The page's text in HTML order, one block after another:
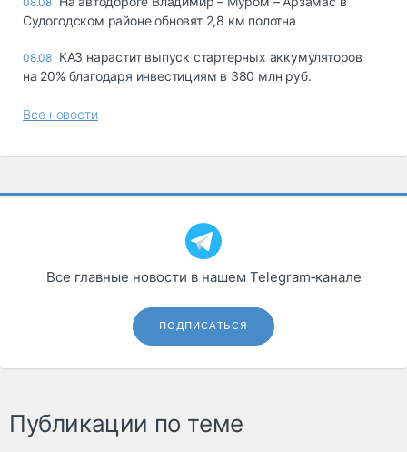
Судогодском районе обновят 2,8 км полотна
08.08 КАЗ нарастит выпуск стартерных аккумуляторов
на 20% благодаря инвестициям в 380 млн руб.
Все новости
Все главные новости в нашем Telegram‑канале
ПОДПИСАТЬСЯ
Публикации по теме